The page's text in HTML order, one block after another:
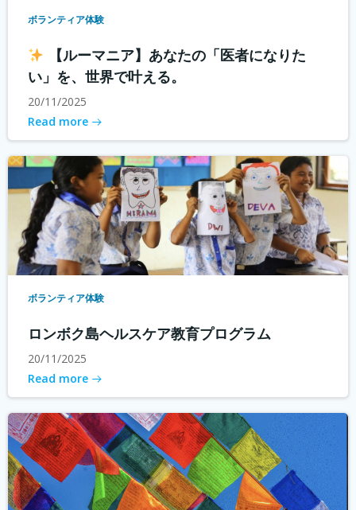
ボランティア体験
【ルーマニア】あなたの「医者になりた
い」を、世界で叶える。
20/11/2025
Read more
ボランティア体験
ロンボク島ヘルスケア教育プログラム
20/11/2025
Read more